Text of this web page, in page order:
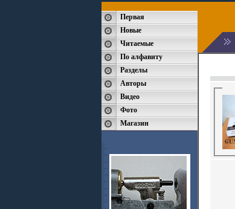
Первая
Новые
Читаемые
По алфавиту
Разделы
Авторы
Видео
Фото
Магазин